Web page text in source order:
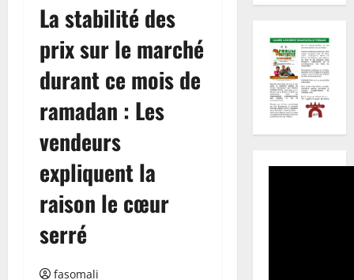
La stabilité des
prix sur le marché
durant ce mois de
ramadan : Les
vendeurs
expliquent la
raison le cœur
serré
fasomali